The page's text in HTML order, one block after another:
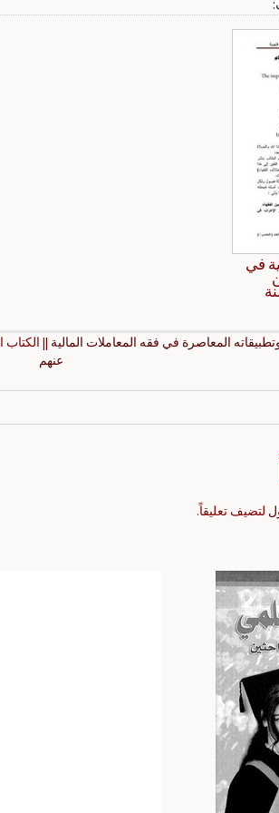
في
المعاصرة في فقه المعاملات المالية || الكتاب
عنهم
لتضيف تعليقاً.